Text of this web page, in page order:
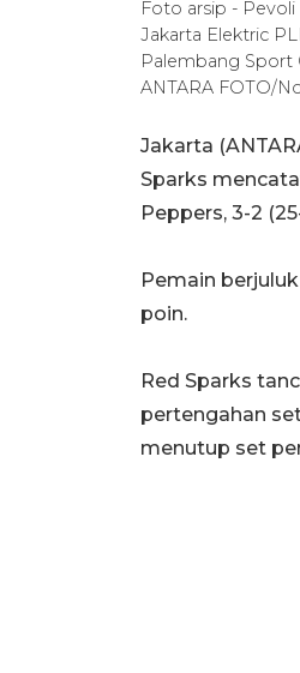
Foto arsip -
Jakarta Elektric
Palembang Sport
ANTARA FOTO/
Jakarta
Sparks
Peppers, 3-2
Pemain
poin.
Red Sparks
pertengahan
menutup set